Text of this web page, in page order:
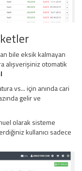
bile eksik kalmayan
alışverişiniz otomatik
vs... için anında cari
gelir ve
olarak sisteme
kullanıcı sadece